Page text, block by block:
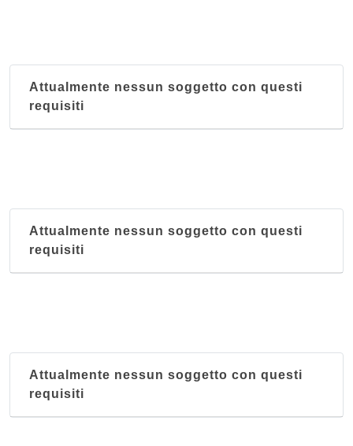
Attualmente nessun soggetto con questi
requisiti
Attualmente nessun soggetto con questi
requisiti
Attualmente nessun soggetto con questi
requisiti